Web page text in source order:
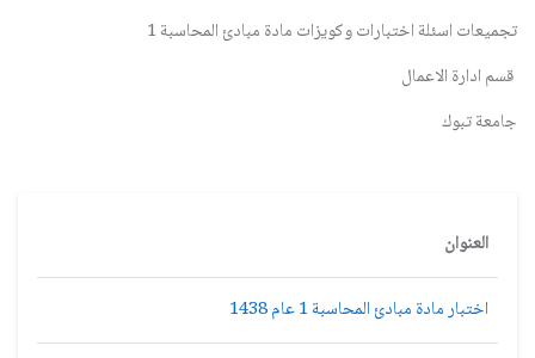
تجميعات اسئلة اختبارات وكويزات مادة مبادئ المحاسبة 1
قسم ادارة الاعمال
جامعة تبوك
العنوان
اختبار مادة مبادئ المحاسبة 1 عام 1438